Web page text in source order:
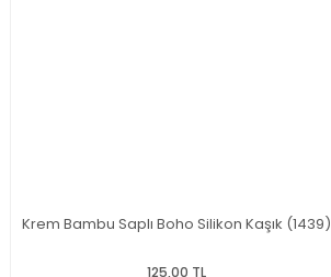
Krem Bambu Saplı Boho Silikon Kaşık (1439)
125,00 TL